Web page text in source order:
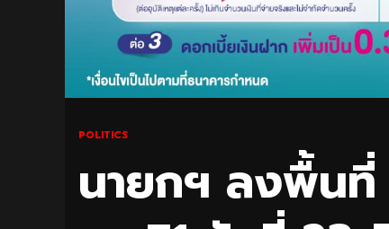
POLITICS
นายกฯ ลงพื้นที่